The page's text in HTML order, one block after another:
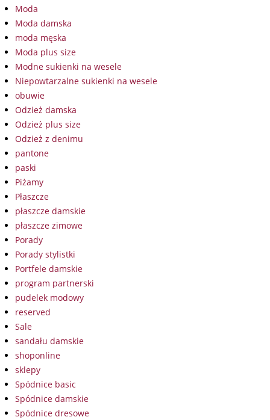
Moda
Moda damska
moda męska
Moda plus size
Modne sukienki na wesele
Niepowtarzalne sukienki na wesele
obuwie
Odzież damska
Odzież plus size
Odzież z denimu
pantone
paski
Piżamy
Płaszcze
płaszcze damskie
płaszcze zimowe
Porady
Porady stylistki
Portfele damskie
program partnerski
pudelek modowy
reserved
Sale
sandału damskie
shoponline
sklepy
Spódnice basic
Spódnice damskie
Spódnice dresowe